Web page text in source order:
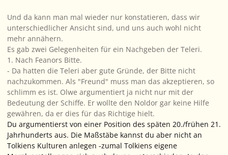
Und da kann man mal wieder nur konstatieren, dass wir
unterschiedlicher Ansicht sind, und uns auch wohl nicht
mehr annähern.
Es gab zwei Gelegenheiten für ein Nachgeben der Teleri.
1. Nach Feanors Bitte.
- Da hatten die Teleri aber gute Gründe, der Bitte nicht
nachzukommen. Als "Freund" muss man das akzeptieren, so
schlimm es ist. Olwe argumentiert ja nicht nur mit der
Bedeutung der Schiffe. Er wollte den Noldor gar keine Hilfe
gewähren, da er dies für das Richtige hielt.
Du argumentierst von einer Position des späten 20./frühen 21.
Jahrhunderts aus. Die Maßstäbe kannst du aber nicht an
Tolkiens Kulturen anlegen -zumal Tolkiens eigene